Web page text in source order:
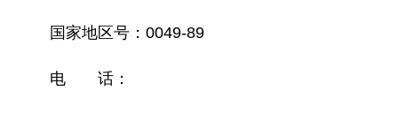
国家地区号：0049-89
电 话：